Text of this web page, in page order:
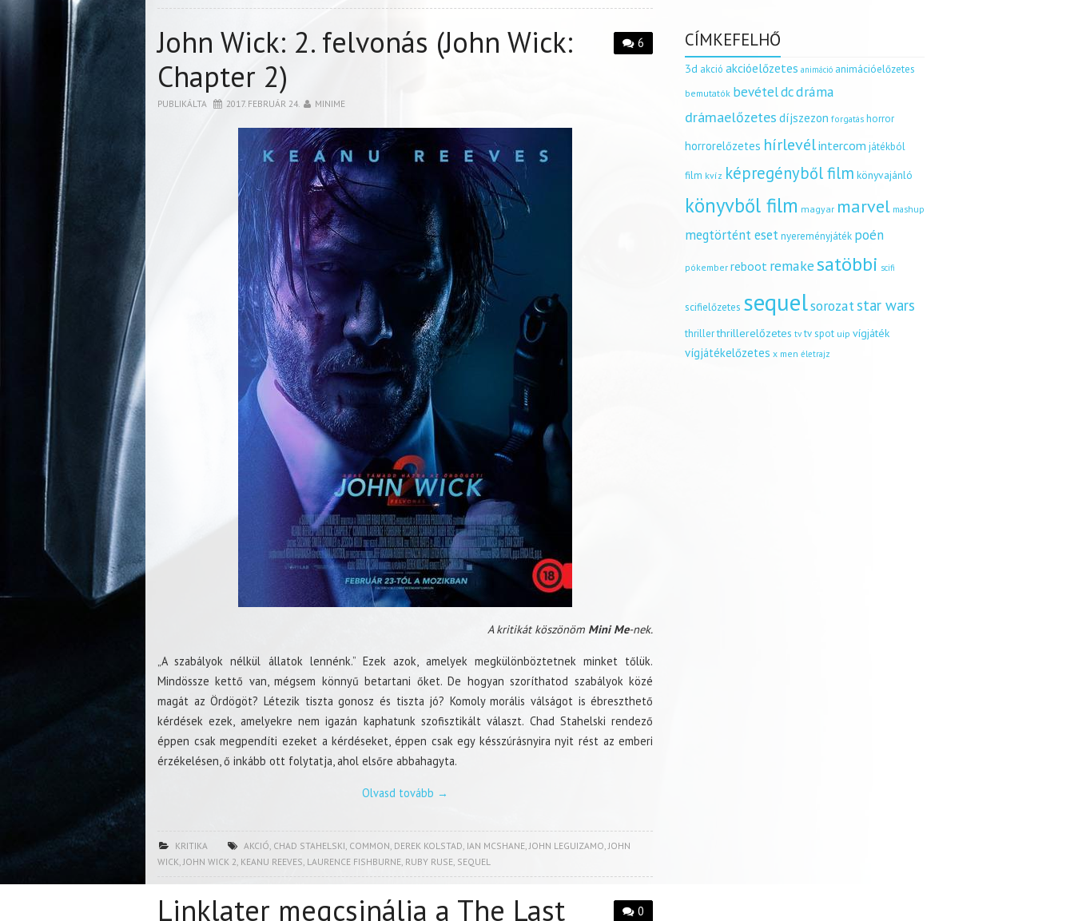
6
John Wick: 2. felvonás (John Wick:
Chapter 2)
PUBLIKÁLTA 2017. FEBRUÁR 24. MINIME
A kritikát köszönöm Mini Me-nek.
„A szabályok nélkül állatok lennénk.” Ezek azok, amelyek megkülönböztetnek minket tőlük.
Mindössze kettő van, mégsem könnyű betartani őket. De hogyan szoríthatod szabályok közé
magát az Ördögöt? Létezik tiszta gonosz és tiszta jó? Komoly morális válságot is ébreszthető
kérdések ezek, amelyekre nem igazán kaphatunk szofisztikált választ. Chad Stahelski rendező
éppen csak megpendíti ezeket a kérdéseket, éppen csak egy késszúrásnyira nyit rést az emberi
érzékelésen, ő inkább ott folytatja, ahol elsőre abbahagyta.
Olvasd tovább →
KRITIKA AKCIÓ, CHAD STAHELSKI, COMMON, DEREK KOLSTAD, IAN MCSHANE,JOHN LEGUIZAMO,JOHN
WICK,JOHN WICK 2, KEANU REEVES, LAURENCE FISHBURNE, RUBY RUSE, SEQUEL
0
Linklater megcsinálja a The Last
CÍMKEFELHŐ
3d akció akcióelőzetes animáció animációelőzetes
bemutatók bevételdcdráma
drámaelőzetes díjszezon forgatás horror
horrorelőzetes hírlevélintercom játékból
film kvíz képregényből film könyvajánló
könyvből film magyar marvel mashup
megtörtént esetnyereményjáték poén
pókember reboot remakesatöbbi scifi
scifielőzetes sequelsorozatstar wars
thrillerthrillerelőzetes tv tv spot uip vígjáték
vígjátékelőzetes x men életrajz